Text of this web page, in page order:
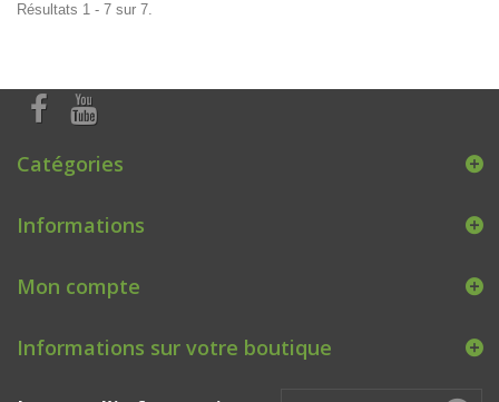
Résultats 1 - 7 sur 7.
Catégories
Informations
Mon compte
Informations sur votre boutique